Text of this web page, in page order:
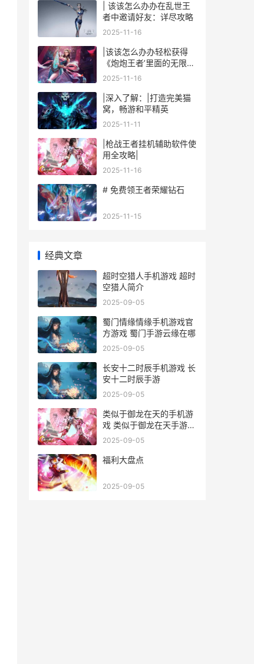
| 该该怎么办办在乱世王
者中邀请好友：详尽攻略
2025-11-16
|该该怎么办办轻松获得
《炮炮王者’里面的无限金
币和星星|
2025-11-16
|深入了解：|打造完美猫
窝，畅游和平精英
2025-11-11
|枪战王者挂机辅助软件使
用全攻略|
2025-11-16
# 免费领王者荣耀钻石
2025-11-15
经典文章
超时空猎人手机游戏 超时
空猎人简介
2025-09-05
蜀门情缘情缘手机游戏官
方游戏 蜀门手游云缘在哪
2025-09-05
长安十二时辰手机游戏 长
安十二时辰手游
2025-09-05
类似于御龙在天的手机游
戏 类似于御龙在天手游的
国战游戏
2025-09-05
福利大盘点
2025-09-05